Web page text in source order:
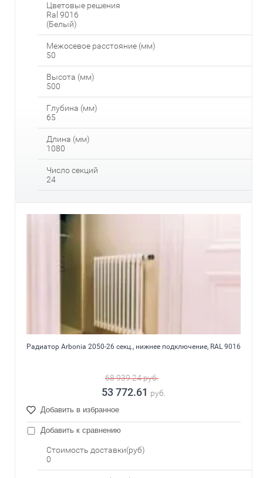
Цветовые решения
Ral 9016
(Белый)
Межосевое расстояние (мм)
50
Высота (мм)
500
Глубина (мм)
65
Длина (мм)
1080
Число секций
24
Радиатор Arbonia 2050-26 секц., нижнее подключение, RAL 9016
68 939.24руб.
53 772.61 руб.
Добавить в избранное
Добавить к сравнению
Стоимость доставки(руб)
0